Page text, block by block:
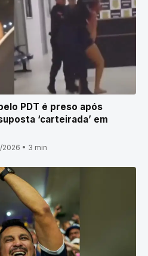
PDT é preso após
‘carteirada’ em
2026 • 3 min